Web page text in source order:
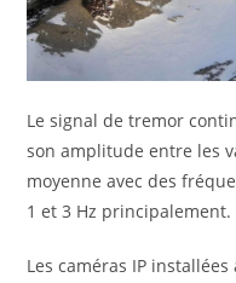
Le signal de tremor
son amplitude entre les
moyenne avec des
1 et 3 Hz principalement.
Les caméras IP